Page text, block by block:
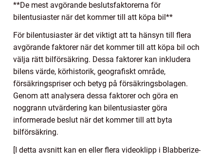
**De mest avgörande beslutsfaktorerna för
bilentusiaster när det kommer till att köpa bil**
För bilentusiaster är det viktigt att ta hänsyn till flera
avgörande faktorer när det kommer till att köpa bil och
välja rätt bilförsäkring. Dessa faktorer kan inkludera
bilens värde, körhistorik, geografiskt område,
försäkringspriser och betyg på försäkringsbolagen.
Genom att analysera dessa faktorer och göra en
noggrann utvärdering kan bilentusiaster göra
informerade beslut när det kommer till att byta
bilförsäkring.
[I detta avsnitt kan en eller flera videoklipp i Blabberize-